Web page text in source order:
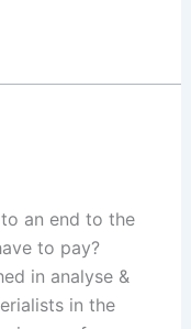
an end to the
to pay?
in analyse &
in the